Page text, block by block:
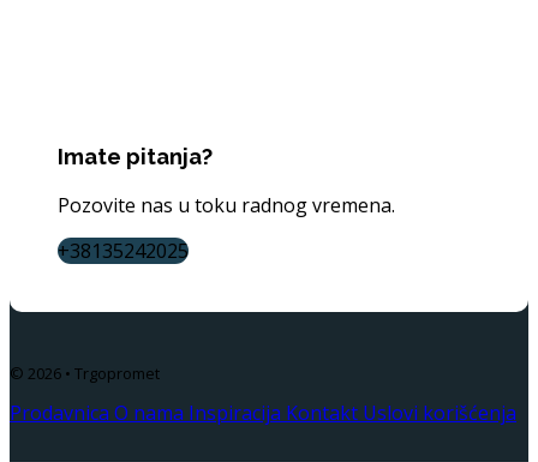
Imate pitanja?
Pozovite nas u toku radnog vremena.
+38135242025
© 2026 • Trgopromet
Prodavnica O nama Inspiracija Kontakt Uslovi korišćenja